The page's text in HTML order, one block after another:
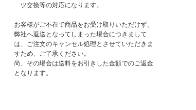
ツ交換等の対応になります。
お客様がご不在で商品をお受け取りいただけず、
弊社へ返送となってしまった場合につきまして
は、ご注文のキャンセル処理とさせていただきま
すため、ご了承ください。
尚、その場合は送料をお引きした金額でのご返金
となります。